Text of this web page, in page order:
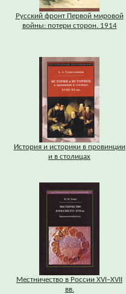
Русский фронт Первой мировой
войны: потери сторон. 1914
История и историки в провинции
и в столицах
Местничество в России XVI–XVII
вв.